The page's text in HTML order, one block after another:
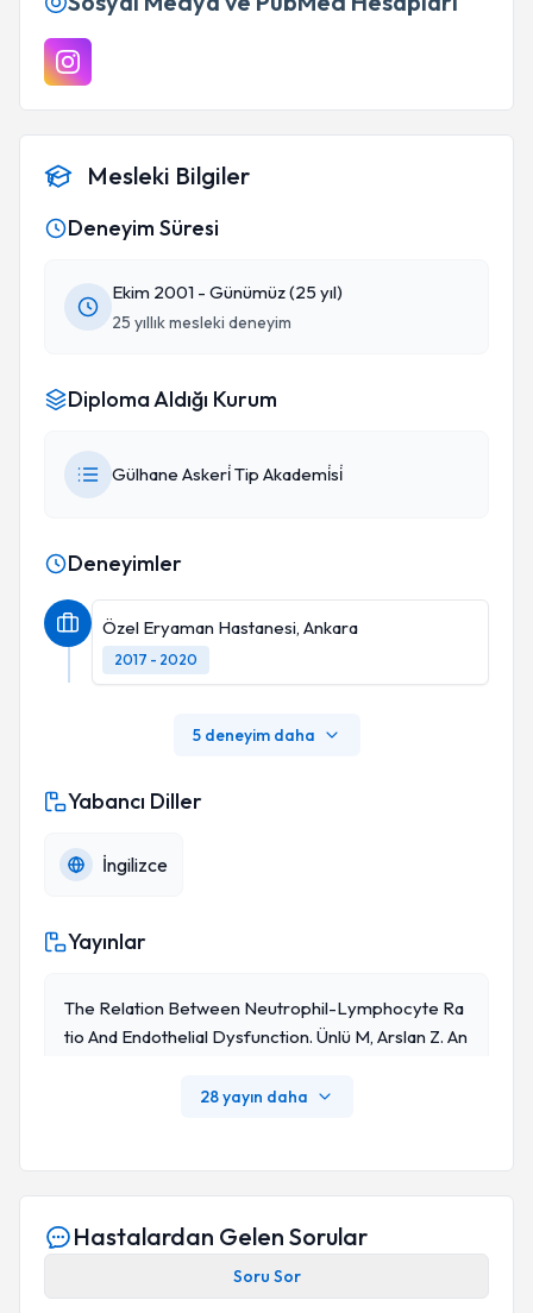
Mesleki Bilgiler
Deneyim Süresi
Ekim 2001 - Günümüz (25 yıl)
25 yıllık mesleki deneyim
Diploma Aldığı Kurum
Gülhane Askeri̇ Tip Akademi̇si̇
Deneyimler
Özel Eryaman Hastanesi, Ankara
2017 - 2020
5 deneyim daha
Yabancı Diller
İngilizce
Yayınlar
The Relation Between Neutrophil-Lymphocyte Ra
Tio And Endothelial Dysfunction. Ünlü M, Arslan Z. An
715584879. Epub 2015 May 8.
28 yayın daha
Hastalardan Gelen Sorular
Soru Sor